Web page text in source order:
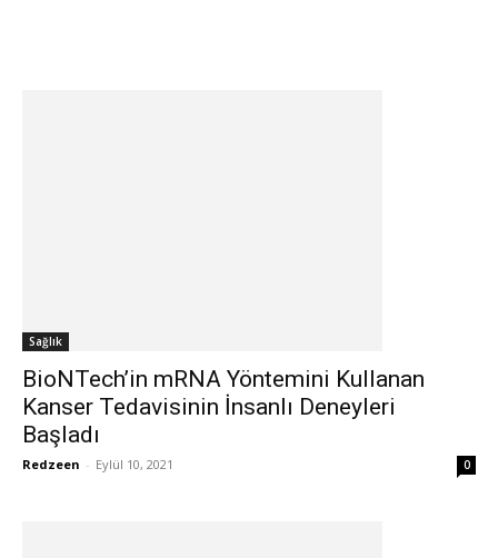
Sağlık
BioNTech’in mRNA Yöntemini Kullanan
Kanser Tedavisinin İnsanlı Deneyleri
Başladı
Redzeen - Eylül 10, 2021 0